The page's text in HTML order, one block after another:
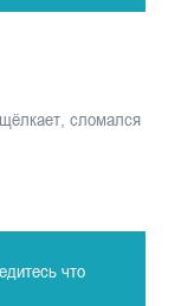
сломался
что